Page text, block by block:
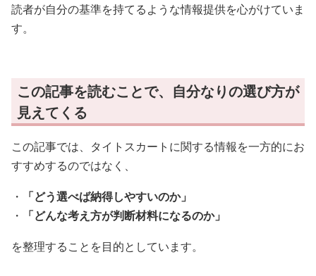
読者が自分の基準を持てるような情報提供を心がけていま
す。
この記事を読むことで、自分なりの選び方が
見えてくる
この記事では、タイトスカートに関する情報を一方的にお
すすめするのではなく、
・
「どう選べば納得しやすいのか」
・
「どんな考え方が判断材料になるのか」
を整理することを目的としています。